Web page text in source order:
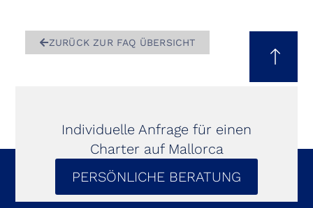
ZURÜCK ZUR FAQ ÜBERSICHT
Individuelle Anfrage für einen
Charter auf Mallorca
PERSÖNLICHE BERATUNG